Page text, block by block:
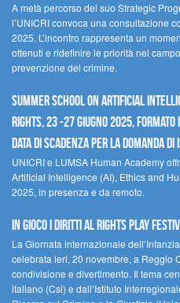
A metà percorso del suo Strategic
l’UNICRI convoca una consultazione
2025. L’incontro rappresenta un
ottenuti e ridefinire le priorità nel
prevenzione del crimine.
Summer School on Artificial
Rights, 23 -27 giugno 2025,
Data di scadenza per la domanda
UNICRI e LUMSA Human Academy
Artificial Intelligence (AI), Ethics and
2025, in presenza e da remoto.
In gioco i diritti al Rights Play
La Giornata internazionale
celebrata ieri, 20 novembre, a Reggio
condivisione e divertimento. Il tema
italiano (Csi) e dall’Istituto